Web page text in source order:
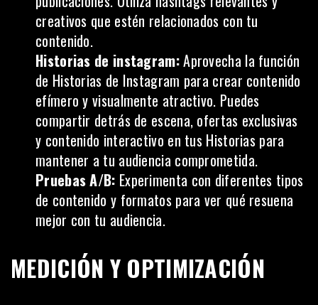
creativos que estén relacionados con tu
contenido.
Historias de instagram:Aprovecha la función
de Historias de Instagram para crear contenido
efímero y visualmente atractivo. Puedes
compartir detrás de escena, ofertas exclusivas
y contenido interactivo en tus Historias para
mantener a tu audiencia comprometida.
Pruebas A/B: Experimenta con diferentes tipos
de contenido y formatos para ver qué resuena
mejor con tu audiencia.
MEDICIÓN Y OPTIMIZACIÓN